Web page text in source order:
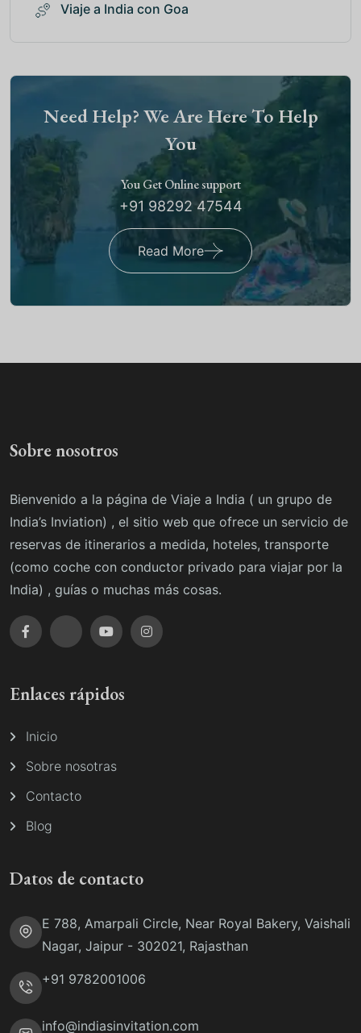
Viaje a India con Goa
Need Help? We Are Here To Help
You
You Get Online support
+91 98292 47544
Read More
Sobre nosotros
Bienvenido a la página de Viaje a India ( un grupo de
India’s Inviation) , el sitio web que ofrece un servicio de
reservas de itinerarios a medida, hoteles, transporte
(como coche con conductor privado para viajar por la
India) , guías o muchas más cosas.
Enlaces rápidos
Inicio
Sobre nosotras
Contacto
Blog
Datos de contacto
E 788, Amarpali Circle, Near Royal Bakery, Vaishali
Nagar, Jaipur - 302021, Rajasthan
+91 9782001006
info@indiasinvitation.com